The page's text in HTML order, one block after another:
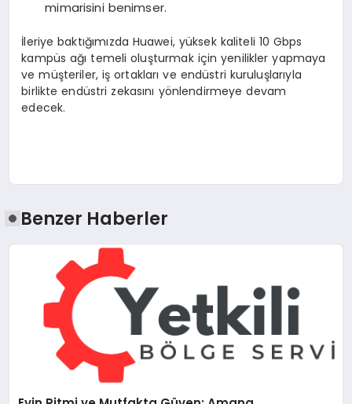
mimarisini benimser.
İleriye baktığımızda Huawei, yüksek kaliteli 10 Gbps
kampüs ağı temeli oluşturmak için yenilikler yapmaya
ve müşteriler, iş ortakları ve endüstri kuruluşlarıyla
birlikte endüstri zekasını yönlendirmeye devam
edecek.
Benzer Haberler